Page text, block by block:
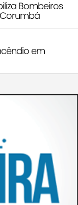
Bombeiros
em